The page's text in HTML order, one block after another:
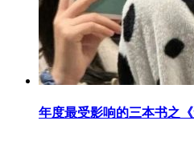
年度最受影响的三本书之《